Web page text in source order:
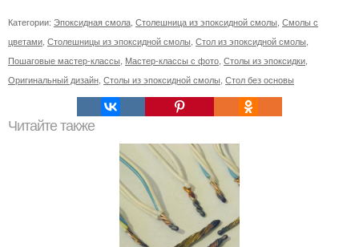
Категории: Эпоксидная смола Столешница из эпоксидной смолы Смолы с
цветами Столешницы из эпоксидной смолы Стол из эпоксидной смолы
Пошаговые мастер-классы Мастер-классы с фото Столы из эпоксидки
Оригинальный дизайн Столы из эпоксидной смолы Стол без основы
Читайте также